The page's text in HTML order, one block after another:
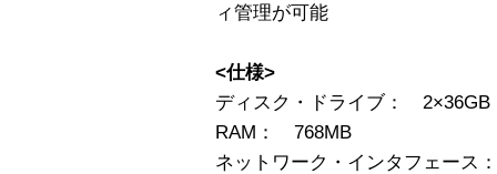
ィ管理が可能
<仕様>
ディスク・ドライブ： 2×36GB
RAM： 768MB
ネットワーク・インタフェース